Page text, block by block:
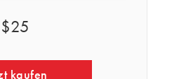
$25
kaufen